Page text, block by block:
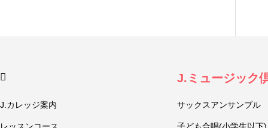
J.カレッジ案内
J.ミュージック
サックスアンサンブル